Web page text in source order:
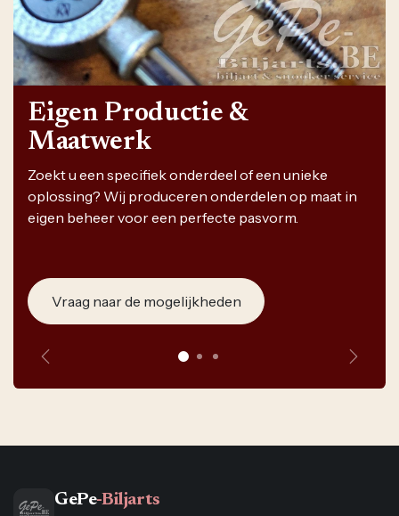
Eigen Productie &
Maatwerk
Zoekt u een specifiek onderdeel of een unieke
oplossing? Wij produceren onderdelen op maat in
eigen beheer voor een perfecte pasvorm.
Vraag naar de mogelijkheden
Vorige
GePe-Biljarts